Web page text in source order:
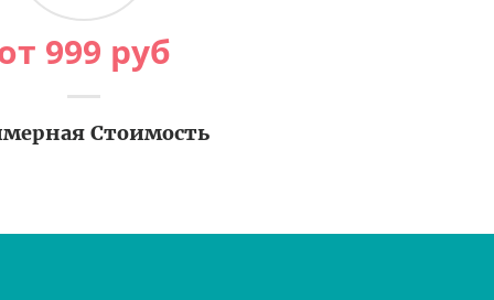
999 руб
Стоимость